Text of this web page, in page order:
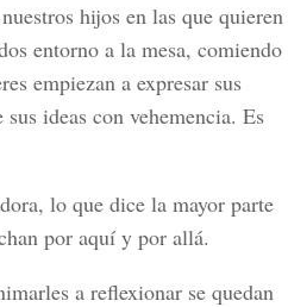
hijos en las que quieren
entorno a la mesa, comiendo
empiezan a expresar sus
ideas con vehemencia. Es
lo que dice la mayor parte
por aquí y por allá.
a reflexionar se quedan